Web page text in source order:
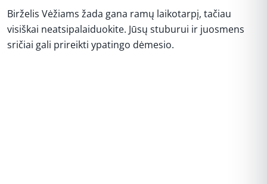
Birželis Vėžiams žada gana ramų laikotarpį, tačiau
visiškai neatsipalaiduokite. Jūsų stuburui ir juosmens
sričiai gali prireikti ypatingo dėmesio.